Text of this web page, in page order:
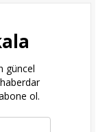
güncel
ol.